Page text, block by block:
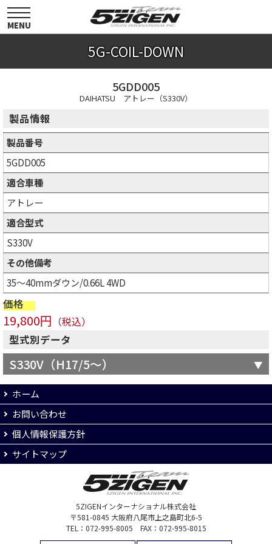
toggle
navigation
MENU
5G-COIL-DOWN
5GDD005
DAIHATSU アトレー（S330V）
製品情報
製品番号
5GDD005
適合車種
アトレー
適合型式
S330V
その他備考
35～40mmダウン/0.66L 4WD
価格
19,800円 （税込）
型式別データ
S330V（H17/5～）
ホーム
お問い合わせ
個人情報保護方針
サイトマップ
5ZIGENインターナショナル株式会社
〒581-0845 大阪府八尾市上之島町北6-5
TEL：072-995-8005 FAX：072-995-8015